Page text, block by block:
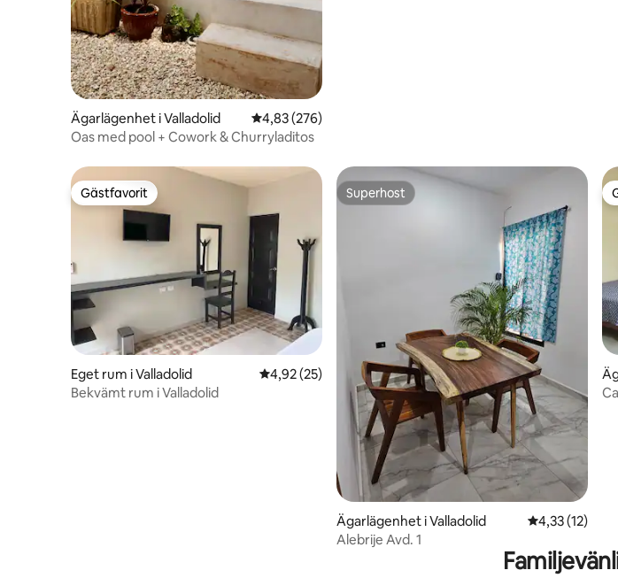
Ägarlägenhet i Valladolid 4,83 av 5 i genomsnittligt betyg, 276 omdömen
4,83 (276)
Oas med pool + Cowork & Churryladitos
Gästfavorit
Gästfavorit
Eget rum i Valladolid 4,92 av 5 i genomsnittligt betyg, 25 omdömen
4,92 (25)
Bekvämt rum i Valladolid
Superhost
Superhost
Ägarlägenhet i Valladolid 4,33 av 5 i
4,33 (12)
Alebrije Avd. 1